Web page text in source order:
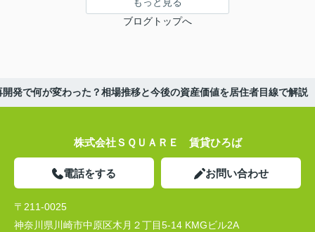
もっと見る
ブログトップへ
開発で何が変わった？相場推移と今後の資産価値を居住者目線で解説
株式会社ＳＱＵＡＲＥ 賃貸ひろば
電話をする お問い合わせ
〒211-0025
神奈川県川崎市中原区木月２丁目5-14 KMGビル2A